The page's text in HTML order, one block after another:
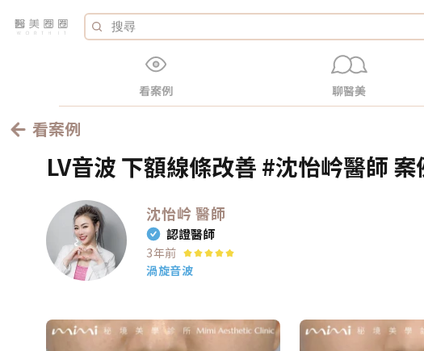
看案例 聊醫美
看案例
LV音波 下額線條改善 #沈怡岒醫師
沈怡岒醫師
認證醫師
3年前
渦旋音波